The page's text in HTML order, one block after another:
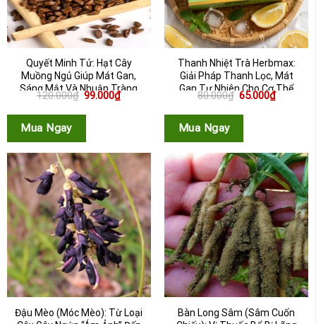
Quyết Minh Tử: Hạt Cây
Muồng Ngủ Giúp Mát Gan,
Sáng Mắt Và Nhuận Tràng
120.000₫ Giá
là:
99.000₫Giá
hiện
Mua Ngay
Thanh Nhiệt Trà Herbmax:
Giải Pháp Thanh Lọc, Mát
Gan Tự Nhiên Cho Cơ Thể
80.000₫ Giá
là:
65.000₫Giá
hiện
Mua Ngay
Đậu Mèo (Móc Mèo): Từ Loại
Bàn Long Sâm (Sâm Cuốn